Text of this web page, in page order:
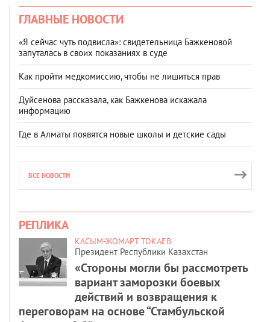
ГЛАВНЫЕ НОВОСТИ
«Я сейчас чуть подвисла»: свидетельница Бажкеновой
запуталась в своих показаниях в суде
Как пройти медкомиссию, чтобы не лишиться прав
Дуйсенова рассказала, как Бажкенова искажала
информацию
Где в Алматы появятся новые школы и детские сады
ВСЕ НОВОСТИ
РЕПЛИКА
КАСЫМ-ЖОМАРТ ТОКАЕВ
Президент Республики Казахстан
«Стороны могли бы рассмотреть
вариант заморозки боевых
действий и возвращения к
переговорам на основе “Стамбульской